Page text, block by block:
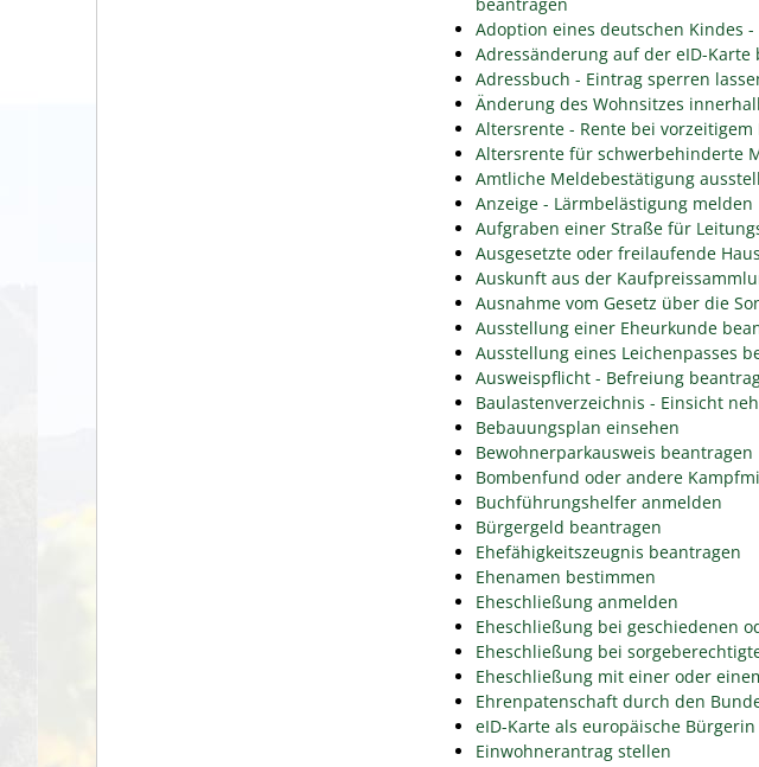
Adoption eines deutschen Kindes
Adressänderung auf der eID-Karte
Adressbuch - Eintrag sperren
Änderung des Wohnsitzes
Altersrente - Rente bei
Altersrente für schwerbehinderte
Amtliche Meldebestätigung
Anzeige - Lärmbelästigung melden
Aufgraben einer Straße für
Ausgesetzte oder freilaufende
Auskunft aus der
Ausnahme vom Gesetz über die
Ausstellung einer Eheurkunde
Ausstellung eines Leichenpasses
Ausweispflicht - Befreiung
Baulastenverzeichnis - Einsicht
Bebauungsplan einsehen
Bewohnerparkausweis beantragen
Bombenfund oder andere
Buchführungshelfer anmelden
Bürgergeld beantragen
Ehefähigkeitszeugnis beantragen
Ehenamen bestimmen
Eheschließung anmelden
Eheschließung bei geschiedenen
Eheschließung bei
Eheschließung mit einer oder
Ehrenpatenschaft durch den
eID-Karte als europäische
Einwohnerantrag stellen